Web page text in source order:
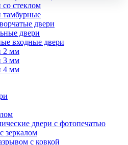
стеклом
тамбурные
двери
двери
входные двери
2 мм
3 мм
4 мм
двери с фотопечатью
зеркалом
с ковкой
(например,
с нашей
данных.
ваши данные обрабатывались,
браузере или покиньте сайт.